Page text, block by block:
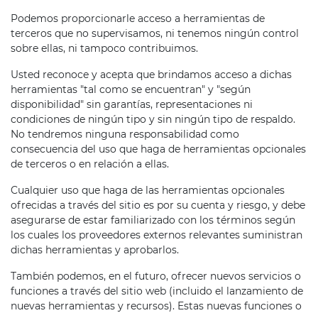
Podemos proporcionarle acceso a herramientas de
terceros que no supervisamos, ni tenemos ningún control
sobre ellas, ni tampoco contribuimos.
Usted reconoce y acepta que brindamos acceso a dichas
herramientas "tal como se encuentran" y "según
disponibilidad" sin garantías, representaciones ni
condiciones de ningún tipo y sin ningún tipo de respaldo.
No tendremos ninguna responsabilidad como
consecuencia del uso que haga de herramientas opcionales
de terceros o en relación a ellas.
Cualquier uso que haga de las herramientas opcionales
ofrecidas a través del sitio es por su cuenta y riesgo, y debe
asegurarse de estar familiarizado con los términos según
los cuales los proveedores externos relevantes suministran
dichas herramientas y aprobarlos.
También podemos, en el futuro, ofrecer nuevos servicios o
funciones a través del sitio web (incluido el lanzamiento de
nuevas herramientas y recursos). Estas nuevas funciones o